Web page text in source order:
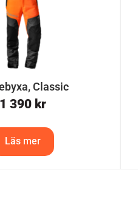
Classic
1 390 kr
Läs mer